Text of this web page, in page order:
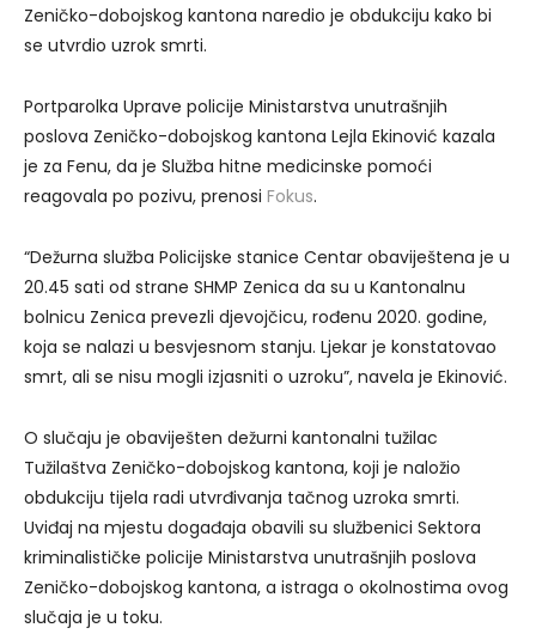
Zeničko-dobojskog kantona naredio je obdukciju kako bi
se utvrdio uzrok smrti.
Portparolka Uprave policije Ministarstva unutrašnjih
poslova Zeničko-dobojskog kantona Lejla Ekinović kazala
je za Fenu, da je Služba hitne medicinske pomoći
reagovala po pozivu, prenosi Fokus.
“Dežurna služba Policijske stanice Centar obaviještena je u
20.45 sati od strane SHMP Zenica da su u Kantonalnu
bolnicu Zenica prevezli djevojčicu, rođenu 2020. godine,
koja se nalazi u besvjesnom stanju. Ljekar je konstatovao
smrt, ali se nisu mogli izjasniti o uzroku”, navela je Ekinović.
O slučaju je obaviješten dežurni kantonalni tužilac
Tužilaštva Zeničko-dobojskog kantona, koji je naložio
obdukciju tijela radi utvrđivanja tačnog uzroka smrti.
Uviđaj na mjestu događaja obavili su službenici Sektora
kriminalističke policije Ministarstva unutrašnjih poslova
Zeničko-dobojskog kantona, a istraga o okolnostima ovog
slučaja je u toku.